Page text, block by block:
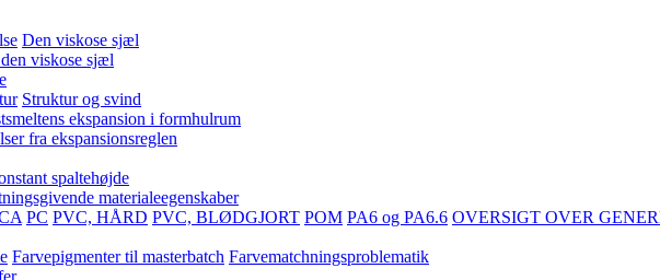
Den viskose sjæl
viskose sjæl
Struktur og svind
ekspansion i formhulrum
fra ekspansionsreglen
spaltehøjde
materialeegenskaber
PC PVC, HÅRD PVC, BLØDGJORT POM PA6 og PA6.6 OVERSIGT OVER
Farvepigmenter til masterbatch Farvematchningsproblematik